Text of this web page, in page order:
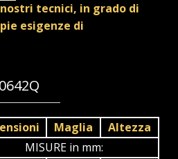
tecnici, in grado di
esigenze di
Maglia
Altezza
MISURE in mm: